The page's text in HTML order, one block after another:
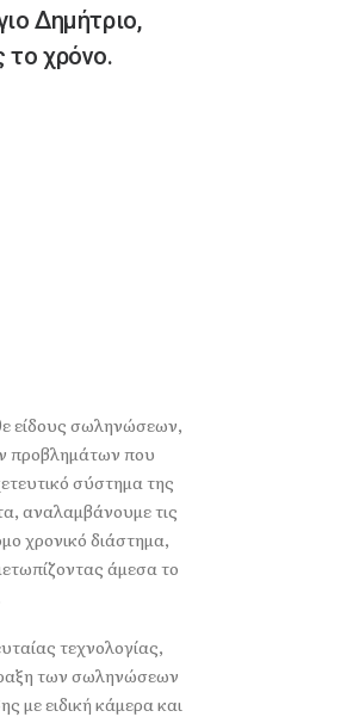
Δημήτριο,
το χρόνο.
είδους σωληνώσεων,
προβλημάτων που
σύστημα της
αναλαμβάνουμε τις
χρονικό διάστημα,
άμεσα το
τεχνολογίας,
των σωληνώσεων
με ειδική κάμερα και